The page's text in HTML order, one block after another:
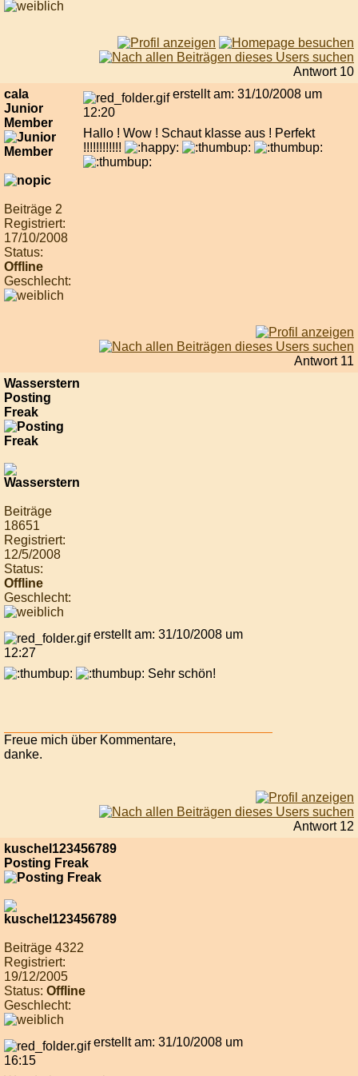
Antwort 10
cala
Junior
Member
Beiträge 2
Registriert:
17/10/2008
Status:
Offline
Geschlecht:
erstellt am: 31/10/2008 um
12:20
Hallo ! Wow ! Schaut klasse aus ! Perfekt
!!!!!!!!!!!!
Antwort 11
Wasserstern
Posting
Freak
Beiträge
18651
Registriert:
12/5/2008
Status:
Offline
Geschlecht:
erstellt am: 31/10/2008 um
12:27
Sehr schön!
Freue mich über Kommentare,
danke.
Antwort 12
kuschel123456789
Posting Freak
Beiträge 4322
Registriert:
19/12/2005
Status: Offline
Geschlecht:
erstellt am: 31/10/2008 um
16:15